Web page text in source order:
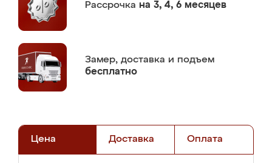
Рассрочка на 3, 4, 6 месяцев
Замер, доставка и подъем
бесплатно
Цена Доставка Оплата